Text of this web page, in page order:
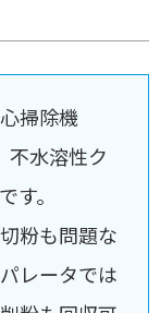
掃除機
不水溶性ク
す。
粉も問題な
レータでは